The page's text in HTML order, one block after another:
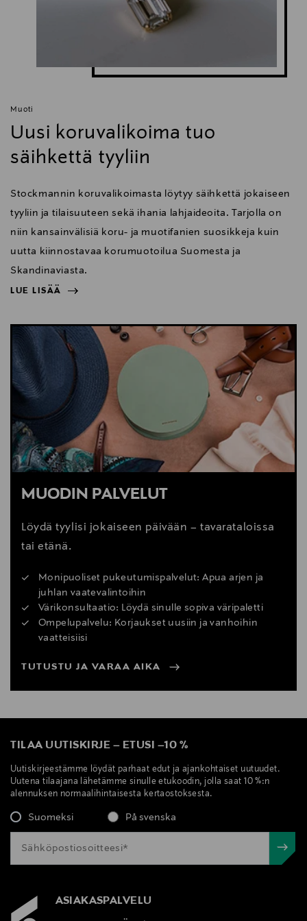
Muoti
Uusi koruvalikoima tuo
säihkettä tyyliin
Stockmannin koruvalikoimasta löytyy säihkettä jokaiseen
tyyliin ja tilaisuuteen sekä ihania lahjaideoita. Tarjolla on
niin kansainvälisiä koru- ja muotifanien suosikkeja kuin
uutta kiinnostavaa korumuotoilua Suomesta ja
Skandinaviasta.
LUE LISÄÄ
LUE LISÄÄ
MUODIN PALVELUT
Löydä tyylisi jokaiseen päivään – tavarataloissa
tai etänä.
Monipuoliset pukeutumispalvelut: Apua arjen ja
juhlan vaatevalintoihin
Värikonsultaatio: Löydä sinulle sopiva väripaletti
Ompelupalvelu: Korjaukset uusiin ja vanhoihin
vaatteisiisi
TUTUSTU JA VARAA AIKA
TILAA UUTISKIRJE – ETUSI –10 %
Uutiskirjeestämme löydät parhaat edut ja ajankohtaiset uutuudet.
Uutena tilaajana lähetämme sinulle etukoodin, jolla saat 10 %:n
alennuksen normaalihintaisesta kertaostoksesta.
Suomeksi På svenska
ASIAKASPALVELU